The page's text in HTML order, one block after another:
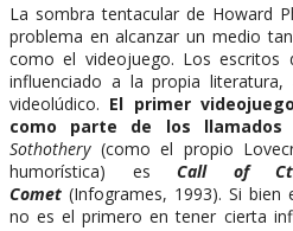
La sombra tentacular de Howard
problema en alcanzar un medio
como el videojuego. Los escritos
influenciado a la propia
videolúdico. El primer
como parte de los llamados
Sothothery(como el propio
humorística) esCall of
Comet (Infogrames, 1993). Si
no es el primero en tener cierta